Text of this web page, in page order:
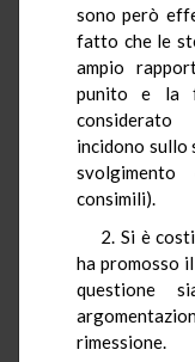
sono però
fatto che le
ampio
punito e la
incidono sullo
consimili).
2. Si è
ha promosso
questione
rimessione.